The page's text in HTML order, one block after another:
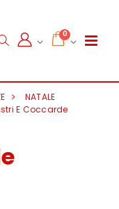
0
NATALE
E Coccarde